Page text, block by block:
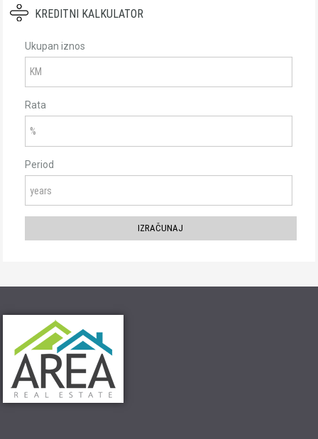
KREDITNI KALKULATOR
Ukupan iznos
Rata
Period